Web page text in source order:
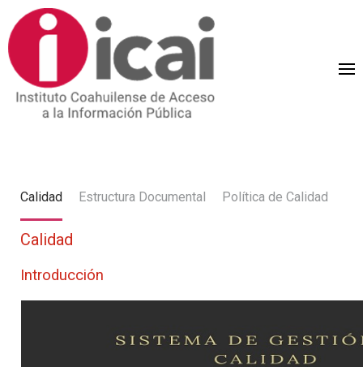
Calidad Estructura Documental Política de Calidad
Calidad
Introducción